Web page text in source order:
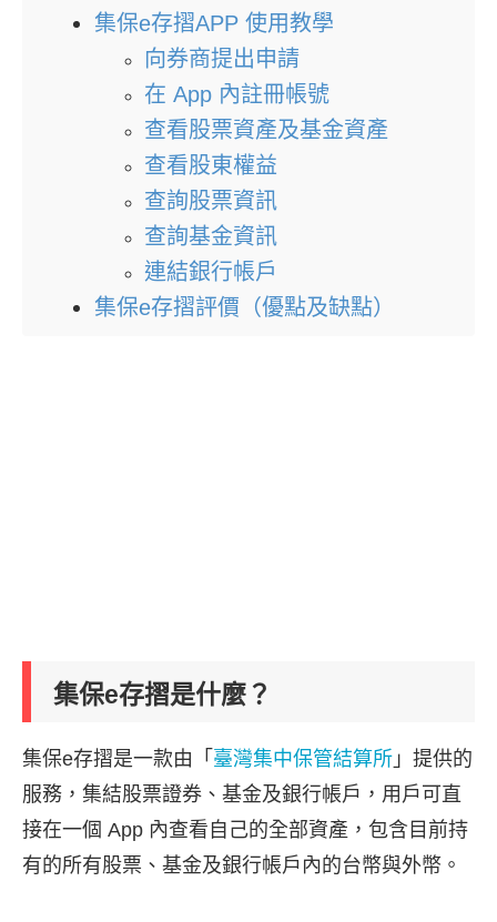
集保e存摺APP 使用教學
向券商提出申請
在 App 內註冊帳號
查看股票資產及基金資產
查看股東權益
查詢股票資訊
查詢基金資訊
連結銀行帳戶
集保e存摺評價（優點及缺點）
集保e存摺是什麼？
集保e存摺是一款由「 臺灣集中保管結算所 」提供的
服務，集結股票證券、基金及銀行帳戶，用戶可直
接在一個 App 內查看自己的全部資產，包含目前持
有的所有股票、基金及銀行帳戶內的台幣與外幣。